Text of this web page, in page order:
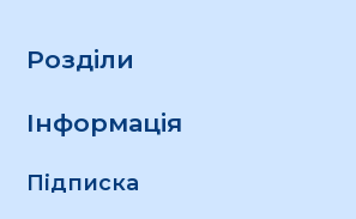
Розділи
Інформація
Підписка